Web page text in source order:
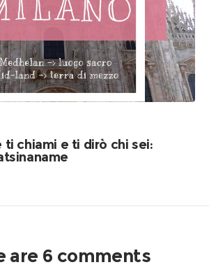
ti chiami e ti dirò chi sei:
are 6 comments